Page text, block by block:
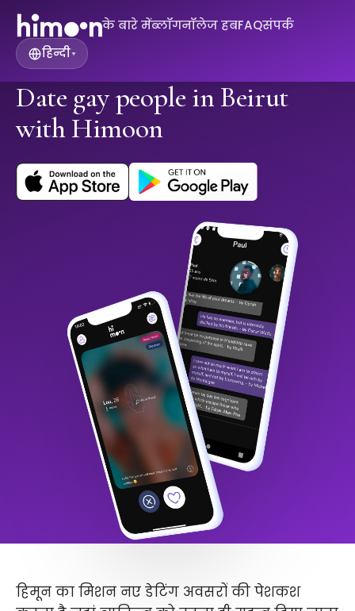
के बारे मेंब्लॉगनॉलेज हबFAQसंपर्क
हिन्दी▾
Date gay people in Beirut
with Himoon
हिमून का मिशन नए डेटिंग अवसरों की पेशकश